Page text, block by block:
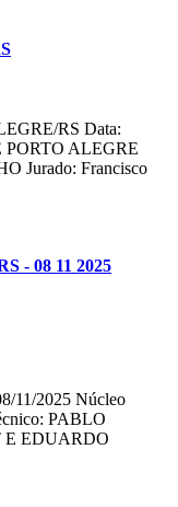
RS Data:
PORTO ALEGRE
Jurado: Francisco
- 08 11 2025
11/2025 Núcleo
PABLO
E EDUARDO